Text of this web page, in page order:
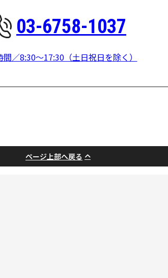
03-6758-1037
間／8:30～17:30（土日祝日を除く）
ページ上部へ戻る